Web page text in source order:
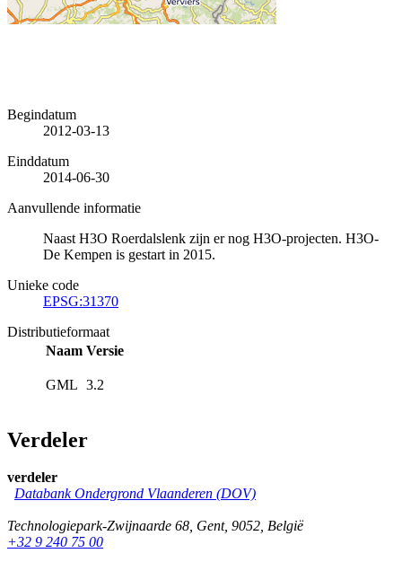
Begindatum
2012-03-13
Einddatum
2014-06-30
Aanvullende informatie
Naast H3O Roerdalslenk zijn er nog H3O-projecten. H3O-
De Kempen is gestart in 2015.
Unieke code
EPSG:31370
Distributieformaat
Naam Versie
GML 3.2
Verdeler
verdeler
Databank Ondergrond Vlaanderen (DOV)
Technologiepark-Zwijnaarde 68, Gent, 9052, België
+32 9 240 75 00